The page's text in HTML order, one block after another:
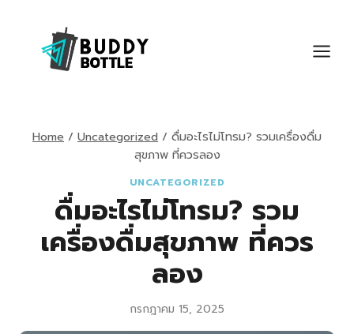
content
Home / Uncategorized / ดื่มอะไรไม่โทรม? รวมเครื่องดื่ม
สุขภาพ ที่ควรลอง
UNCATEGORIZED
ดื่มอะไรไม่โทรม? รวม
เครื่องดื่มสุขภาพ ที่ควร
ลอง
กรกฎาคม 15, 2025